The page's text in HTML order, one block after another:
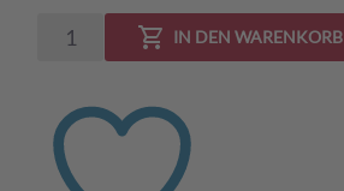
Magischer
trocken
2022
Menge
IN DEN WARENKORB